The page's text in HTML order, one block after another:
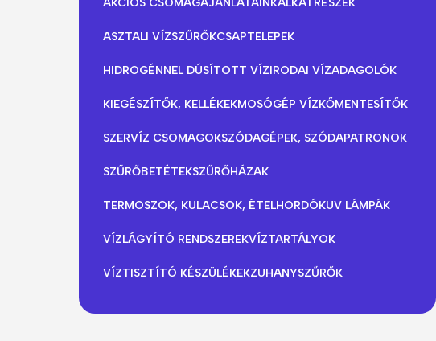
ASZTALI VÍZSZŰRŐKCSAPTELEPEK
HIDROGÉNNEL DÚSÍTOTT VÍZIRODAI VÍZADAGOLÓK
KIEGÉSZÍTŐK, KELLÉKEKMOSÓGÉP VÍZKŐMENTESÍTŐK
SZERVÍZ CSOMAGOKSZÓDAGÉPEK, SZÓDAPATRONOK
SZŰRŐBETÉTEKSZŰRŐHÁZAK
TERMOSZOK, KULACSOK, ÉTELHORDÓKUV LÁMPÁK
VÍZLÁGYÍTÓ RENDSZEREKVÍZTARTÁLYOK
VÍZTISZTÍTÓ KÉSZÜLÉKEKZUHANYSZŰRŐK